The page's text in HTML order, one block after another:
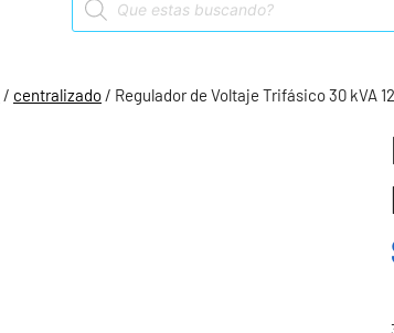
search
/ centralizado / Regulador de Voltaje Trifásico 30 kVA